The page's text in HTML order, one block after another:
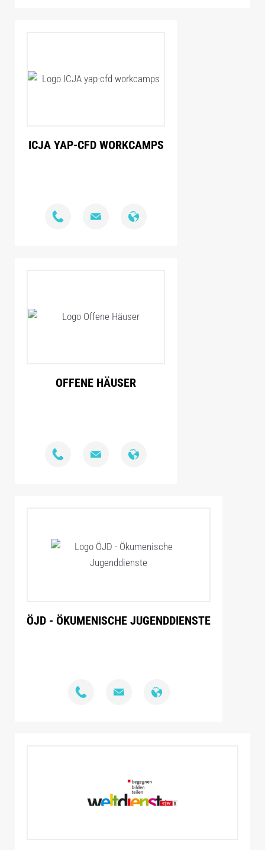
ICJA YAP-CFD WORKCAMPS
ÖJD - ÖKUMENISCHE JUGENDDIENSTE
OFFENE HÄUSER